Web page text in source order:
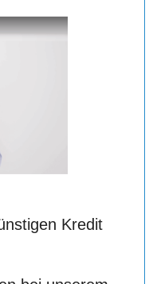
Kredit